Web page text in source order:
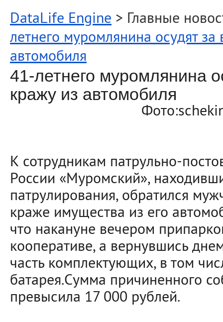
DataLife Engine > Главные
летнего муромлянина осудят
автомобиля
41-летнего муромлянина
кражу из автомобиля
К сотрудникам патрульно-
России «Муромский»,
патрулирования, обратился
краже имущества из его
что накануне вечером
кооперативе, а вернувшись
часть комплектующих, в том
батарея.Сумма причиненного
превысила 17 000 рублей.